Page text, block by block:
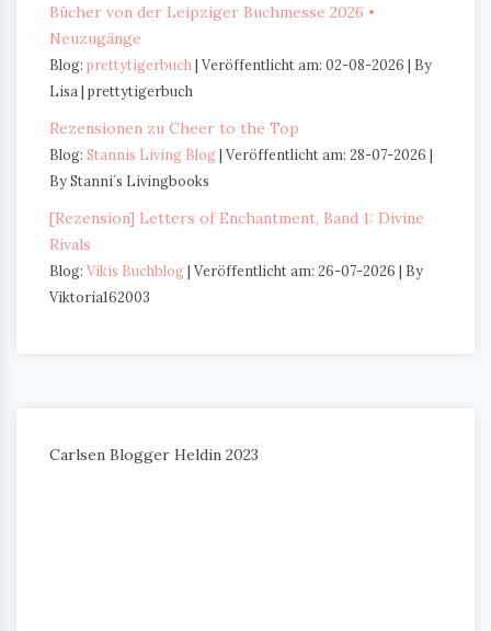
Bücher von der Leipziger Buchmesse 2026 •
Neuzugänge
Blog: prettytigerbuch Veröffentlicht am: 02-08-2026
By
Lisa | prettytigerbuch
Rezensionen zu Cheer to the Top
Blog: Stannis Living Blog Veröffentlicht am: 28-07-2026
By Stanni´s Livingbooks
[Rezension] Letters of Enchantment, Band 1: Divine
Rivals
Blog: Vikis Buchblog Veröffentlicht am: 26-07-2026
By
Viktoria162003
Carlsen Blogger Heldin 2023